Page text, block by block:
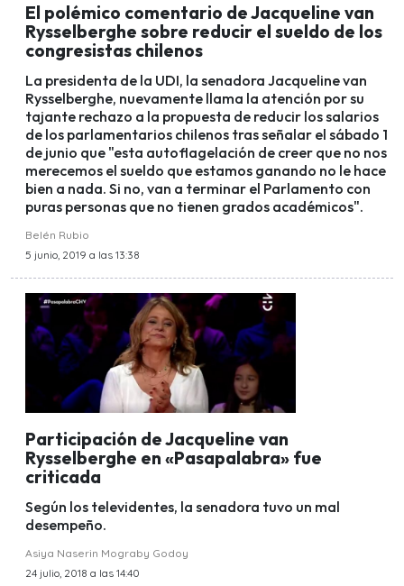
El polémico comentario de Jacqueline van
Rysselberghe sobre reducir el sueldo de los
congresistas chilenos
La presidenta de la UDI, la senadora Jacqueline van
Rysselberghe, nuevamente llama la atención por su
tajante rechazo a la propuesta de reducir los salarios
de los parlamentarios chilenos tras señalar el sábado 1
de junio que "esta autoflagelación de creer que no nos
merecemos el sueldo que estamos ganando no le hace
bien a nada. Si no, van a terminar el Parlamento con
puras personas que no tienen grados académicos".
Belén Rubio
5 junio, 2019 a las 13:38
Participación de Jacqueline van
Rysselberghe en «Pasapalabra» fue
criticada
Según los televidentes, la senadora tuvo un mal
desempeño.
Asiya Naserin Mograby Godoy
24 julio, 2018 a las 14:40